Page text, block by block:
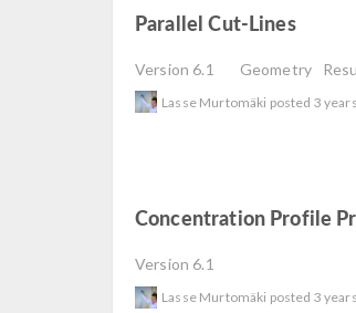
Parallel Cut-Lines
Version 6.1 Geometry
Lasse Murtomäki posted 3
Concentration Profile
Version 6.1
Lasse Murtomäki posted 3